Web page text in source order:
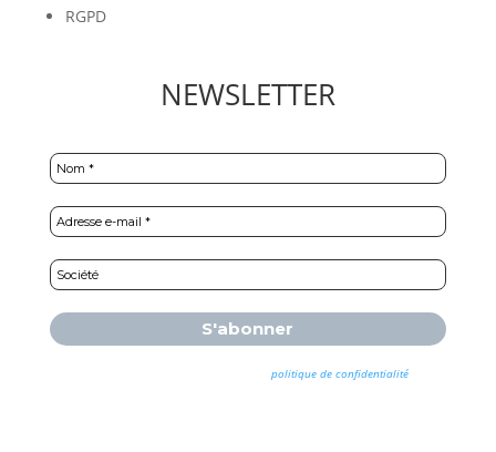
RGPD
NEWSLETTER
politique de confidentialitépour
plus d’informations.